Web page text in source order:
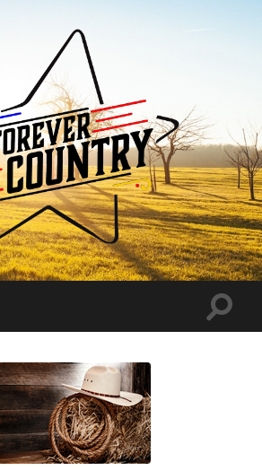
Forever
Country
Toggle